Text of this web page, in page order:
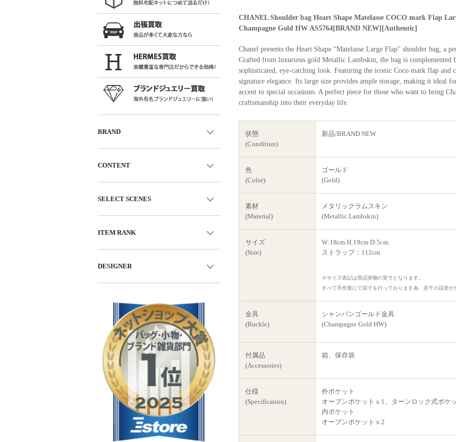
CHANEL Shoulder bag Heart Shape Matelasse COCO mark Flap
Champagne Gold HW AS5764[BRAND NEW][Authentic]
Chanel presents the Heart Shape “Matelasse Large Flap” shoulder bag, a
Crafted from luxurious gold Metallic Lambskin, the bag is complemented
sophisticated, eye-catching look. Featuring the iconic Coco mark flap and
signature elegance. Its large size provides ample storage, making it ideal
accent to special occasions. A perfect piece for those who want to bring
craftsmanship into their everyday life.
状態
(Condition)
新品/BRAND NEW
色
(Color)
ゴールド
(Gold)
素材
(Material)
メタリックラムスキン
(Metallic Lambskin)
サイズ
(Size)
W:18cm H:19cm D:5cm
ストラップ：112cm
※サイズ表記は商品実物の実寸となります。
すべて手作業にて採寸を行っております為、若干の誤差が
金具
(Buckle)
シャンパンゴールド金具
(Champagne Gold HW)
付属品
(Accessories)
箱、保存袋
仕様
(Specification)
外ポケット
オープンポケット x 1、ターンロック式ポケ
内ポケット
オープンポケット x 2
BRAND
CONTENT
SELECT SCENES
ITEM RANK
DESIGNER